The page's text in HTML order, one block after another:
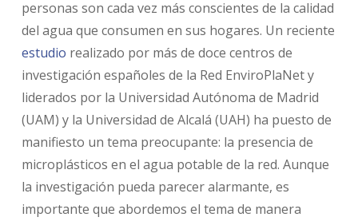
personas son cada vez más conscientes de la calidad
del agua que consumen en sus hogares. Un reciente
estudio realizado por más de doce centros de
investigación españoles de la Red EnviroPlaNet y
liderados por la Universidad Autónoma de Madrid
(UAM) y la Universidad de Alcalá (UAH) ha puesto de
manifiesto un tema preocupante: la presencia de
microplásticos en el agua potable de la red. Aunque
la investigación pueda parecer alarmante, es
importante que abordemos el tema de manera